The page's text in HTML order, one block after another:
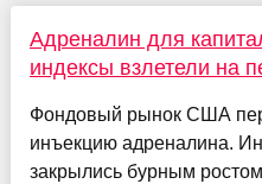
Адреналин для
индексы взлетели на
Фондовый рынок США
инъекцию адреналина.
закрылись бурным